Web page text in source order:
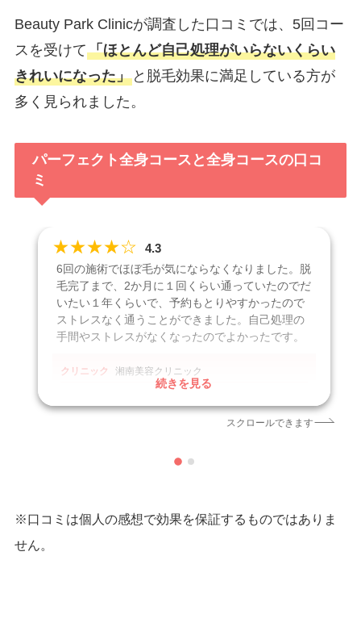
Beauty Park Clinicが調査した口コミでは、5回コー
スを受けて「ほとんど自己処理がいらないくらい
きれいになった」と脱毛効果に満足している方が
多く見られました。
パーフェクト全身コースと全身コースの口コ
ミ
★★★★☆ 4.3
6回の施術でほぼ毛が気にならなくなりました。脱
毛完了まで、2か月に１回くらい通っていたのでだ
いたい１年くらいで、予約もとりやすかったので
ストレスなく通うことができました。自己処理の
手間やストレスがなくなったのでよかったです。
クリニック
湘南美容クリニック
引用元 https://tsurunavi.jp/brands/1017/effect?page=2
続きを見る
スクロールできます
※口コミは個人の感想で効果を保証するものではありま
せん。